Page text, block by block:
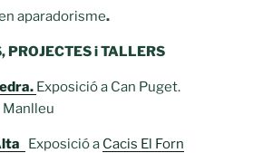
aparadorisme.
PROJECTES i TALLERS
Exposició a Can Puget.
Exposició a Cacis El Forn